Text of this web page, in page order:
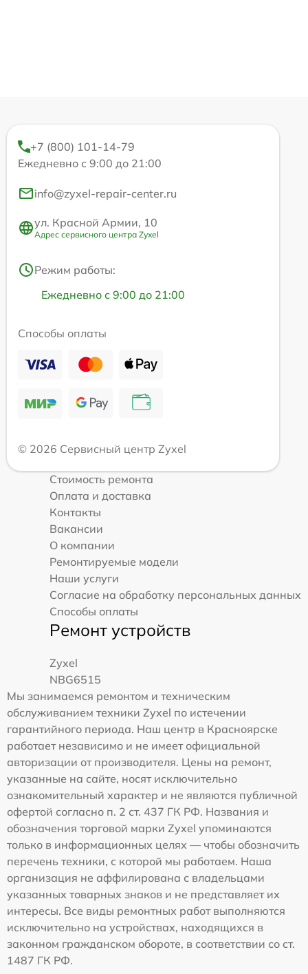
+7 (800) 101-14-79
Ежедневно с 9:00 до 21:00
info@zyxel-repair-center.ru
ул. Красной Армии, 10
Адрес сервисного центра Zyxel
Режим работы:
Ежедневно с 9:00 до 21:00
Способы оплаты
© 2026 Сервисный центр Zyxel
Стоимость ремонта
Оплата и доставка
Контакты
Вакансии
О компании
Ремонтируемые модели
Наши услуги
Согласие на обработку персональных данных
Способы оплаты
Ремонт устройств
Zyxel
NBG6515
Мы занимаемся ремонтом и техническим
обслуживанием техники Zyxel по истечении
гарантийного периода. Наш центр в Красноярске
работает независимо и не имеет официальной
авторизации от производителя. Цены на ремонт,
указанные на сайте, носят исключительно
ознакомительный характер и не являются публичной
офертой согласно п. 2 ст. 437 ГК РФ. Названия и
обозначения торговой марки Zyxel упоминаются
только в информационных целях — чтобы обозначить
перечень техники, с которой мы работаем. Наша
организация не аффилирована с владельцами
указанных товарных знаков и не представляет их
интересы. Все виды ремонтных работ выполняются
исключительно на устройствах, находящихся в
законном гражданском обороте, в соответствии со ст.
1487 ГК РФ.